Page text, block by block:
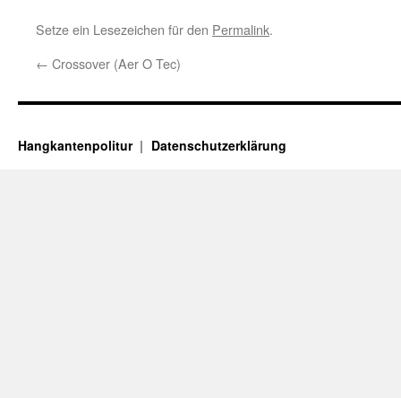
Setze ein Lesezeichen für den Permalink.
← Crossover (Aer O Tec)
Hangkantenpolitur Datenschutzerklärung